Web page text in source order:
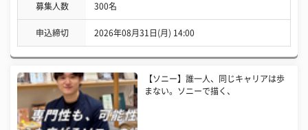
募集人数 300名
申込締切 2026年08月31日(月) 14:00
【ソニー】誰一人、同じキャリアは歩
まない。ソニーで描く、